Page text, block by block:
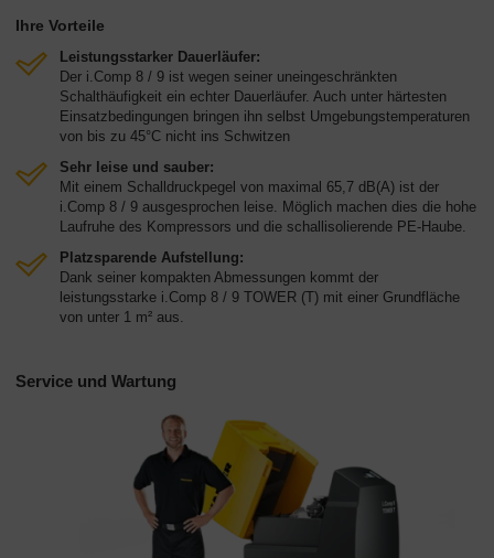
Ihre Vorteile
Leistungsstarker Dauerläufer:
Der i.Comp 8 / 9 ist wegen seiner uneingeschränkten
Schalthäufigkeit ein echter Dauerläufer. Auch unter härtesten
Einsatzbedingungen bringen ihn selbst Umgebungstemperaturen
von bis zu 45°C nicht ins Schwitzen
Sehr leise und sauber:
Mit einem Schalldruckpegel von maximal 65,7 dB(A) ist der
i.Comp 8 / 9 ausgesprochen leise. Möglich machen dies die hohe
Laufruhe des Kompressors und die schallisolierende PE-Haube.
Platzsparende Aufstellung:
Dank seiner kompakten Abmessungen kommt der
leistungsstarke i.Comp 8 / 9 TOWER (T) mit einer Grundfläche
von unter 1 m² aus.
Service und Wartung